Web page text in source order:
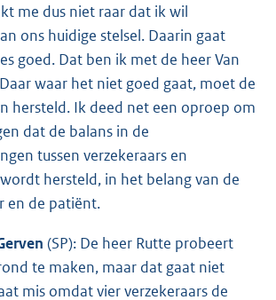
me dus niet raar dat ik wil
ons huidige stelsel. Daarin gaat
goed. Dat ben ik met de heer Van
waar het niet goed gaat, moet de
hersteld. Ik deed net een oproep om
dat de balans in de
tussen verzekeraars en
hersteld, in het belang van de
en de patiënt.
(SP): De heer Rutte probeert
te maken, maar dat gaat niet
mis omdat vier verzekeraars de